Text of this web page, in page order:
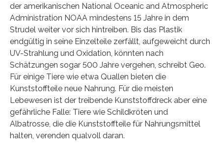
der amerikanischen National Oceanic and Atmospheric
Administration NOAA mindestens 15 Jahre in dem
Strudel weiter vor sich hintreiben. Bis das Plastik
endgültig in seine Einzelteile zerfällt, aufgeweicht durch
UV-Strahlung und Oxidation, könnten nach
Schätzungen sogar 500 Jahre vergehen, schreibt Geo.
Für einige Tiere wie etwa Quallen bieten die
Kunststoffteile neue Nahrung. Für die meisten
Lebewesen ist der treibende Kunststoffdreck aber eine
gefährliche Falle: Tiere wie Schildkröten und
Albatrosse, die die Kunststoffteile für Nahrungsmittel
halten, verenden qualvoll daran.